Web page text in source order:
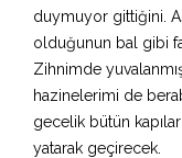
duymuyor gittiğini.
olduğunun bal gibi
Zihnimde
hazinelerimi de
gecelik bütün
yatarak geçirecek.